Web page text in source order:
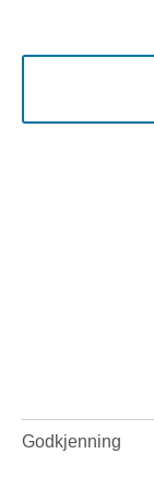
Godkjenning